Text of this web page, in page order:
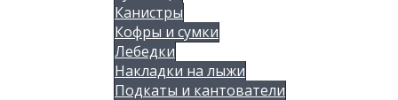
Канистры
Кофры и сумки
Лебедки
Накладки на лыжи
Подкаты и кантователи